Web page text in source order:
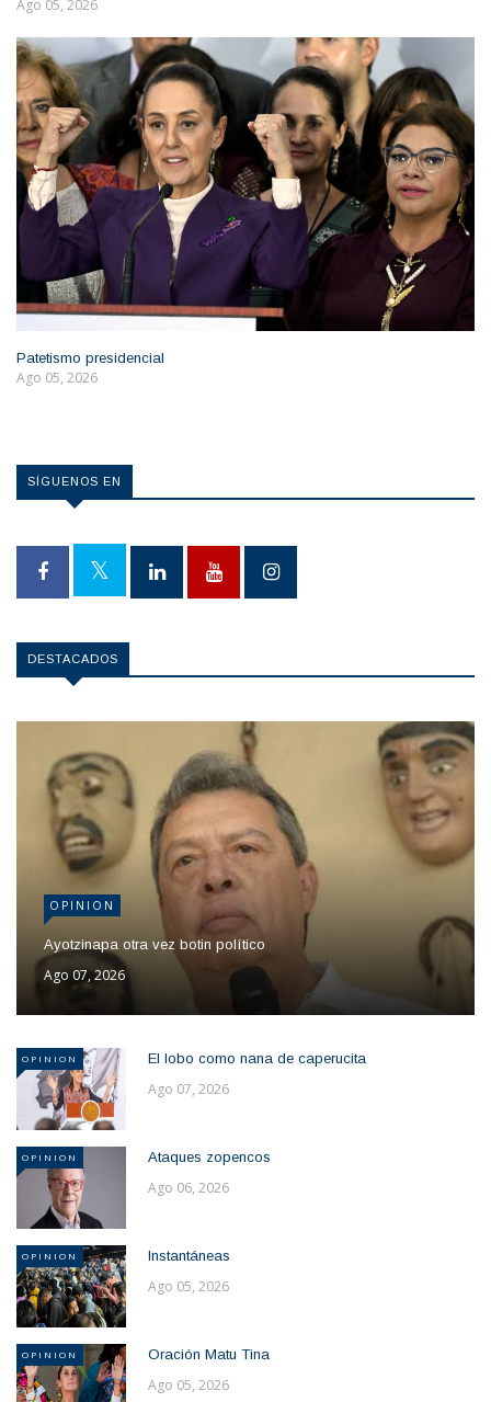
Ago 05, 2026
Patetismo presidencial
Ago 05, 2026
SÍGUENOS EN
DESTACADOS
OPINION
Ayotzinapa otra vez botin político
Ago 07, 2026
OPINION El lobo como nana de caperucita
Ago 07, 2026
OPINION Ataques zopencos
Ago 06, 2026
OPINION Instantáneas
Ago 05, 2026
OPINION Oración Matu Tina
Ago 05, 2026